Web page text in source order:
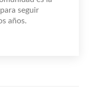
seguir
años.